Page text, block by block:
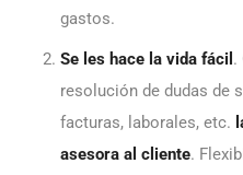
gastos.
Se les hace la vida fácil .
resolución de dudas de
facturas, laborales, etc.
asesora al cliente.